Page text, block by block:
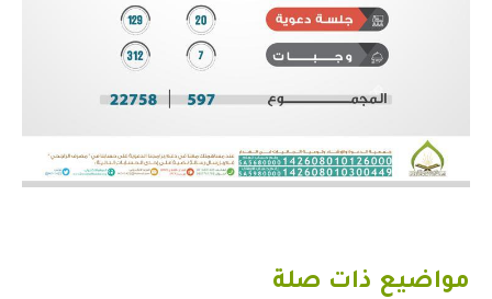
مواضيع ذات صلة